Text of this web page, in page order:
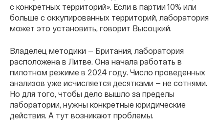
с конкретных территорий». Если в партии 10% или
больше с оккупированных территорий, лаборатория
может это установить, говорит Высоцкий.
Владелец методики — Британия, лаборатория
расположена в Литве. Она начала работать в
пилотном режиме в 2024 году. Число проведенных
анализов уже исчисляется десятками — не сотнями.
Но для того, чтобы дело вышло за пределы
лаборатории, нужны конкретные юридические
действия. А тут возникают проблемы.